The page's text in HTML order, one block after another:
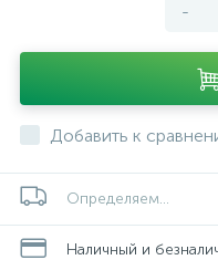
-
Добавить к
Определяем...
Наличный и